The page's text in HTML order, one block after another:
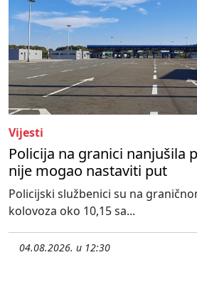
Vijesti
Policija na granici nanjušila
nije mogao nastaviti put
Policijski službenici su na
kolovoza oko 10,15 sa...
04.08.2026. u 12:30